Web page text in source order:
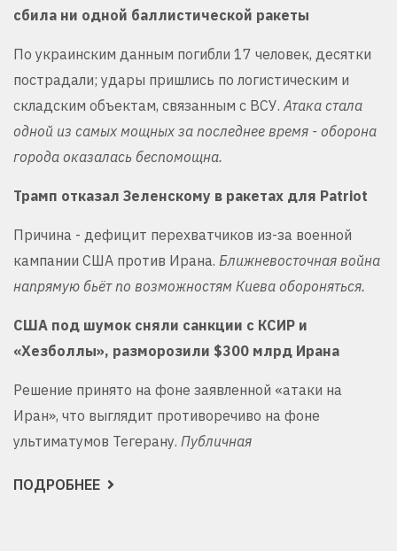
сбила ни одной баллистической ракеты
По украинским данным погибли 17 человек, десятки
пострадали; удары пришлись по логистическим и
складским объектам, связанным с ВСУ.Атака стала
одной из самых мощных за последнее время - оборона
города оказалась беспомощна.
Трамп отказал Зеленскому в ракетах для Patriot
Причина - дефицит перехватчиков из-за военной
кампании США против Ирана. Ближневосточная война
напрямую бьёт по возможностям Киева обороняться.
США под шумок сняли санкции с КСИР и
«Хезболлы», разморозили $300 млрд Ирана
Решение принято на фоне заявленной «атаки на
Иран», что выглядит противоречиво на фоне
ультиматумов Тегерану. Публичная
ПОДРОБНЕЕ О